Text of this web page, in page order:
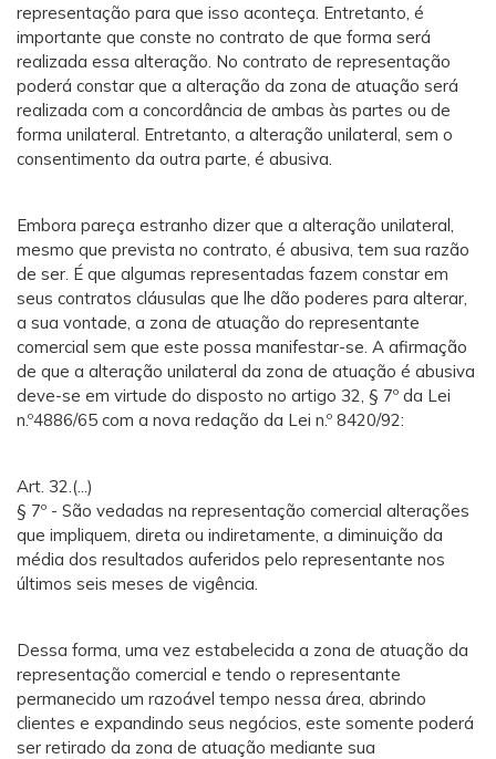
representação para que isso aconteça. Entretanto, é
importante que conste no contrato de que forma será
realizada essa alteração. No contrato de representação
poderá constar que a alteração da zona de atuação será
realizada com a concordância de ambas às partes ou de
forma unilateral. Entretanto, a alteração unilateral, sem o
consentimento da outra parte, é abusiva.
Embora pareça estranho dizer que a alteração unilateral,
mesmo que prevista no contrato, é abusiva, tem sua razão
de ser. É que algumas representadas fazem constar em
seus contratos cláusulas que lhe dão poderes para alterar,
a sua vontade, a zona de atuação do representante
comercial sem que este possa manifestar-se. A afirmação
de que a alteração unilateral da zona de atuação é abusiva
deve-se em virtude do disposto no artigo 32, § 7º da Lei
n.º4886/65 com a nova redação da Lei n.º 8420/92:
Art. 32.(...)
§ 7º - São vedadas na representação comercial alterações
que impliquem, direta ou indiretamente, a diminuição da
média dos resultados auferidos pelo representante nos
últimos seis meses de vigência.
Dessa forma, uma vez estabelecida a zona de atuação da
representação comercial e tendo o representante
permanecido um razoável tempo nessa área, abrindo
clientes e expandindo seus negócios, este somente poderá
ser retirado da zona de atuação mediante sua